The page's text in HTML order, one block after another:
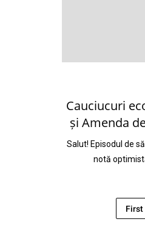
Cauciucuri
și Amenda
Salut! Episodul de
notă
First